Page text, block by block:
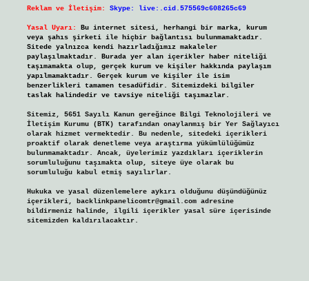
Reklam ve İletişim: Skype: live:.cid.575569c608265c69
Yasal Uyarı:
Bu internet sitesi, herhangi bir marka, kurum
veya şahıs şirketi ile hiçbir bağlantısı bulunmamaktadır.
Sitede yalnızca kendi hazırladığımız makaleler
paylaşılmaktadır. Burada yer alan içerikler haber niteliği
taşımamakta olup, gerçek kurum ve kişiler hakkında paylaşım
yapılmamaktadır. Gerçek kurum ve kişiler ile isim
benzerlikleri tamamen tesadüfidir. Sitemizdeki bilgiler
taslak halindedir ve tavsiye niteliği taşımazlar.
Sitemiz, 5651 Sayılı Kanun gereğince Bilgi Teknolojileri ve
İletişim Kurumu (BTK) tarafından onaylanmış bir Yer Sağlayıcı
olarak hizmet vermektedir. Bu nedenle, sitedeki içerikleri
proaktif olarak denetleme veya araştırma yükümlülüğümüz
bulunmamaktadır. Ancak, üyelerimiz yazdıkları içeriklerin
sorumluluğunu taşımakta olup, siteye üye olarak bu
sorumluluğu kabul etmiş sayılırlar.
Hukuka ve yasal düzenlemelere aykırı olduğunu düşündüğünüz
içerikleri, backlinkpanelicomtr@gmail.comadresine
bildirmeniz halinde, ilgili içerikler yasal süre içerisinde
sitemizden kaldırılacaktır.